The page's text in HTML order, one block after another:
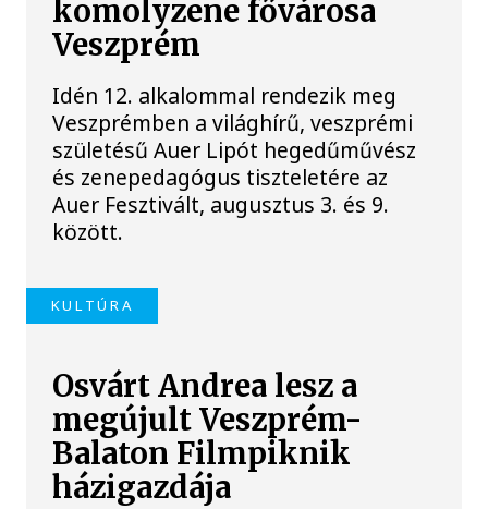
komolyzene fővárosa
Veszprém
Idén 12. alkalommal rendezik meg
Veszprémben a világhírű, veszprémi
születésű Auer Lipót hegedűművész
és zenepedagógus tiszteletére az
Auer Fesztivált, augusztus 3. és 9.
között.
KULTÚRA
Osvárt Andrea lesz a
megújult Veszprém-
Balaton Filmpiknik
házigazdája